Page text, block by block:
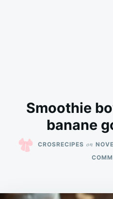
Smoothie
banane
CROSRECIPES on